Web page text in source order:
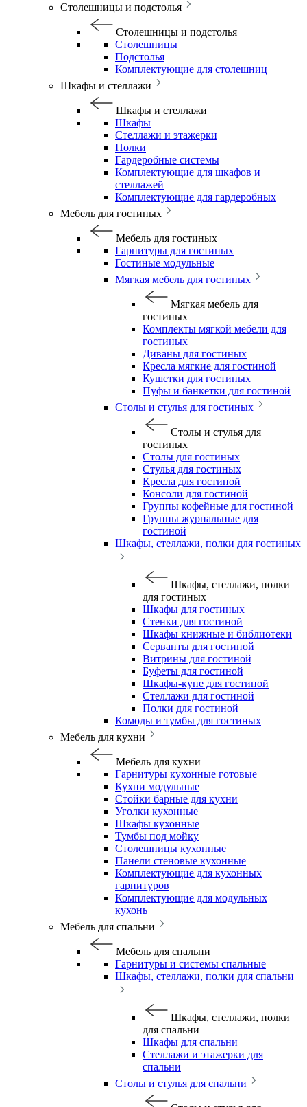
Столешницы и подстолья
Столешницы и подстолья
Столешницы
Подстолья
Комплектующие для столешниц
Шкафы и стеллажи
Шкафы и стеллажи
Шкафы
Стеллажи и этажерки
Полки
Гардеробные системы
Комплектующие для шкафов и
стеллажей
Комплектующие для гардеробных
Мебель для гостиных
Мебель для гостиных
Гарнитуры для гостиных
Гостиные модульные
Мягкая мебель для гостиных
Мягкая мебель для
гостиных
Комплекты мягкой мебели для
гостиных
Диваны для гостиных
Кресла мягкие для гостиной
Кушетки для гостиных
Пуфы и банкетки для гостиной
Столы и стулья для гостиных
Столы и стулья для
гостиных
Столы для гостиных
Стулья для гостиных
Кресла для гостиной
Консоли для гостиной
Группы кофейные для гостиной
Группы журнальные для
гостиной
Шкафы, стеллажи, полки для гостиных
Шкафы, стеллажи, полки
для гостиных
Шкафы для гостиных
Стенки для гостиной
Шкафы книжные и библиотеки
Серванты для гостиной
Витрины для гостиной
Буфеты для гостиной
Шкафы-купе для гостиной
Стеллажи для гостиной
Полки для гостиной
Комоды и тумбы для гостиных
Мебель для кухни
Мебель для кухни
Гарнитуры кухонные готовые
Кухни модульные
Стойки барные для кухни
Уголки кухонные
Шкафы кухонные
Тумбы под мойку
Столешницы кухонные
Панели стеновые кухонные
Комплектующие для кухонных
гарнитуров
Комплектующие для модульных
кухонь
Мебель для спальни
Мебель для спальни
Гарнитуры и системы спальные
Шкафы, стеллажи, полки для спальни
Шкафы, стеллажи, полки
для спальни
Шкафы для спальни
Стеллажи и этажерки для
спальни
Столы и стулья для спальни